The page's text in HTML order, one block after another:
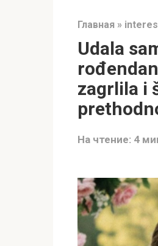
Главная »
Udala
zagrlila i
На чтение: 4